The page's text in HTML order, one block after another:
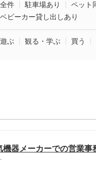
全件 駐車場あり ペット
ベビーカー貸し出しあり
遊ぶ 観る・学ぶ 買う
機器メーカーでの営業